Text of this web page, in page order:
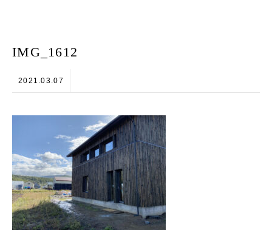
IMG_1612
2021.03.07